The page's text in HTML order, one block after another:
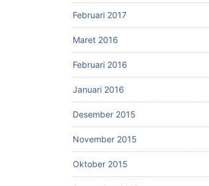
Februari 2017
Maret 2016
Februari 2016
Januari 2016
Desember 2015
November 2015
Oktober 2015